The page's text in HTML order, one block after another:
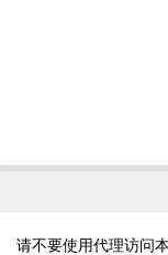
请不要使用代理访问